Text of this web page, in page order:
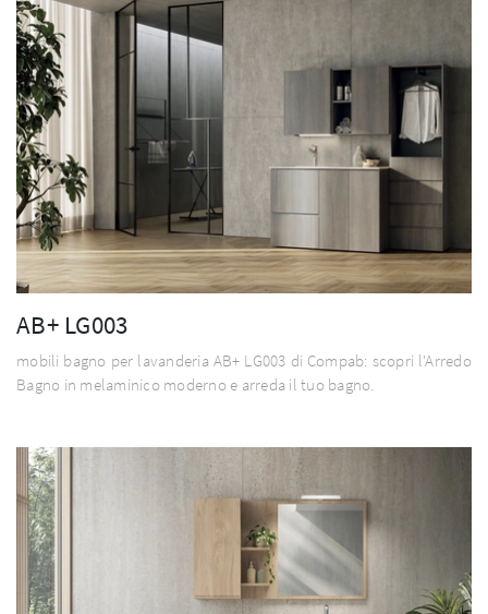
AB+ LG003
mobili bagno per lavanderia AB+ LG003 di Compab: scopri l'Arredo
Bagno in melaminico moderno e arreda il tuo bagno.